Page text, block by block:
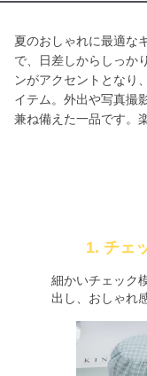
夏のおしゃれに最適な
で、日差しからしっか
ンがアクセントとなり
イテム。外出や写真撮
兼ね備えた一品です。
1. チェ
細かいチェック
出し、おしゃれ